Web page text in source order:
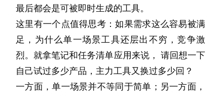
能力、成本控制能力...。 随着应用打造门槛越来
越低，产品会越来越多，同时通用助手的火力覆
盖越来越广，最后大家玩的就是一个残酷的概率
游戏。
跟随人的价值
产品不一定非要主打 AI， 尽管这种叙事在今天
最后都会是可被即时生成的工具。
这里有一个点值得思考：如果需求这么容易被满
足，为什么单一场景工具还层出不穷，竞争激
烈。就拿笔记和任务清单应用来说， 请回想一下
自己试过多少产品，主力工具又换过多少回？
一方面，单一场景并不等同于简单；另一方面，